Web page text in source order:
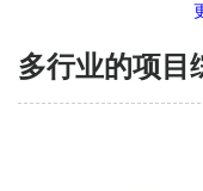
多行业的项目